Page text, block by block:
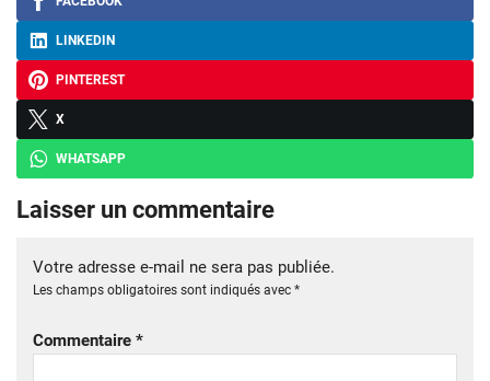
LINKEDIN
PINTEREST
X
WHATSAPP
Laisser un commentaire
Votre adresse e-mail ne sera pas publiée.
Les champs obligatoires sont indiqués avec *
Commentaire *